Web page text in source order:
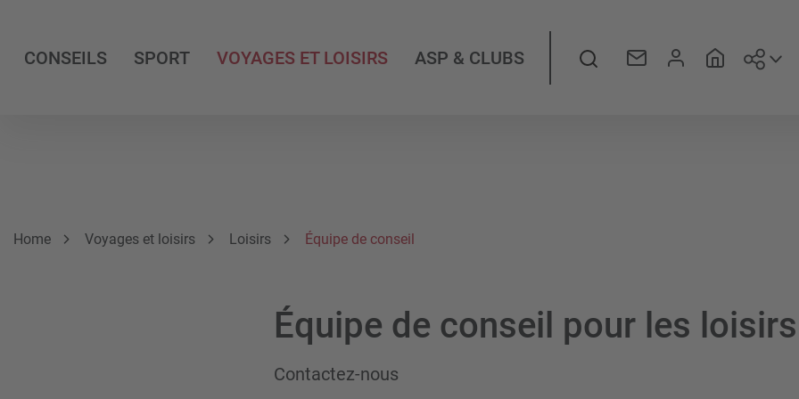
CONSEILS SPORT VOYAGES ET LOISIRS ASP & CLUBS Rechercher
Breadcrumb
Vous êtes ici:
Home Voyages et loisirs Loisirs Équipe de conseil
Équipe de conseil pour les loisirs
Contactez-nous